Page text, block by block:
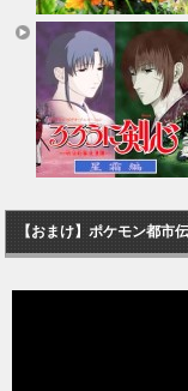
【おまけ】ポケモン都市